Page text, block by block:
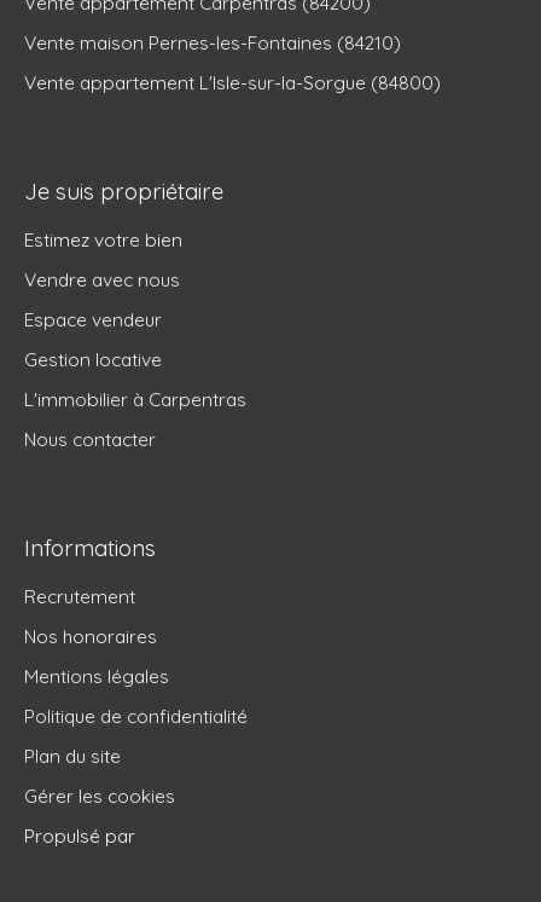
Vente maison Pernes-les-Fontaines (84210)
Vente appartement L'Isle-sur-la-Sorgue (84800)
Je suis propriétaire
Estimez votre bien
Vendre avec nous
Espace vendeur
Gestion locative
L'immobilier à Carpentras
Nous contacter
Informations
Recrutement
Nos honoraires
Mentions légales
Politique de confidentialité
Plan du site
Gérer les cookies
Propulsé par